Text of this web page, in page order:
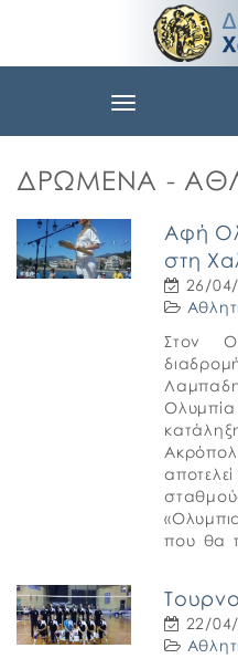
Toggle
ΔΡΏΜΕΝΑ -
Αφή
στη
26/
Στον
που θα
22/